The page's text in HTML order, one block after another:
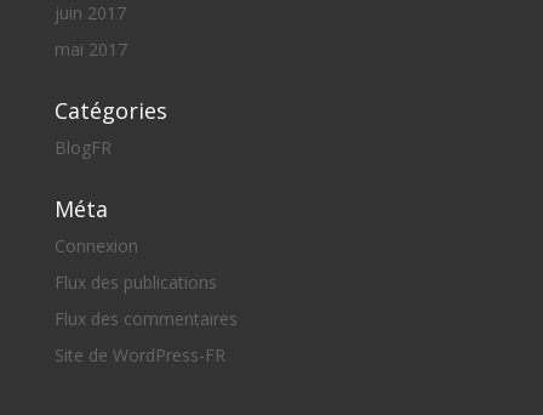
juin 2017
mai 2017
Catégories
BlogFR
Méta
Connexion
Flux des publications
Flux des commentaires
Site de WordPress-FR